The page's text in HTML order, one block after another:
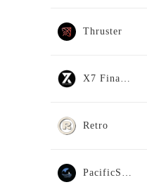
Thruster
X7 Finance
Retro
PacificSwap